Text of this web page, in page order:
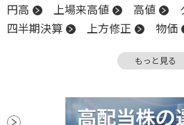
円高
上場来高値 高値
四半期決算
上方修正 物価
後場 材
もっと見る